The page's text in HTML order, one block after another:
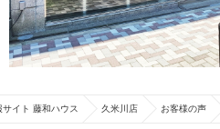
イト 藤和ハウス 久米川店 お客様の声